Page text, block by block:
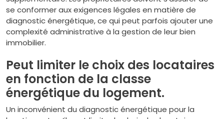
se conformer aux exigences légales en matière de
diagnostic énergétique, ce qui peut parfois ajouter une
complexité administrative à la gestion de leur bien
immobilier.
Peut limiter le choix des locataires
en fonction de la classe
énergétique du logement.
Un inconvénient du diagnostic énergétique pour la